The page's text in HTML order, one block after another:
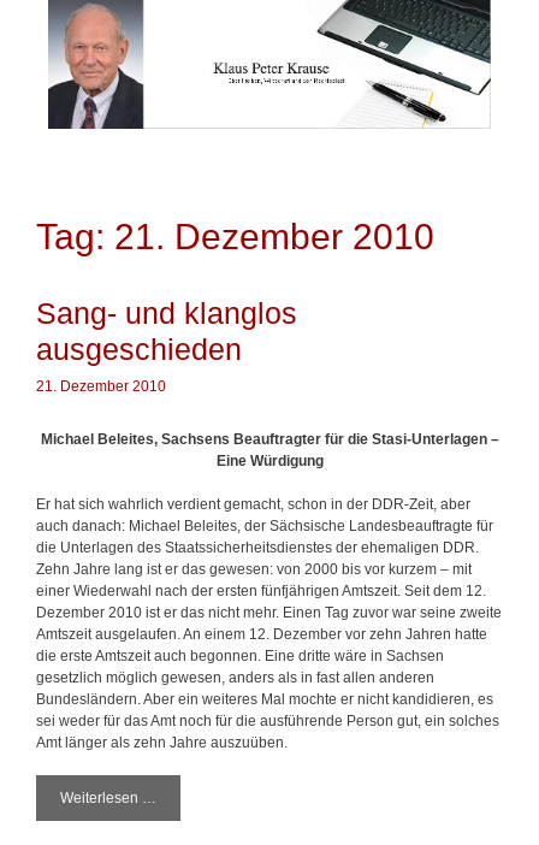
Tag: 21. Dezember 2010
Sang- und klanglos
ausgeschieden
21. Dezember 2010
Michael Beleites, Sachsens Beauftragter für die Stasi-Unterlagen –
Eine Würdigung
Er hat sich wahrlich verdient gemacht, schon in der DDR-Zeit, aber
auch danach: Michael Beleites, der Sächsische Landesbeauftragte für
die Unterlagen des Staatssicherheitsdienstes der ehemaligen DDR.
Zehn Jahre lang ist er das gewesen: von 2000 bis vor kurzem – mit
einer Wiederwahl nach der ersten fünfjährigen Amtszeit. Seit dem 12.
Dezember 2010 ist er das nicht mehr. Einen Tag zuvor war seine zweite
Amtszeit ausgelaufen. An einem 12. Dezember vor zehn Jahren hatte
die erste Amtszeit auch begonnen. Eine dritte wäre in Sachsen
gesetzlich möglich gewesen, anders als in fast allen anderen
Bundesländern. Aber ein weiteres Mal mochte er nicht kandidieren, es
sei weder für das Amt noch für die ausführende Person gut, ein solches
Amt länger als zehn Jahre auszuüben.
Weiterlesen …
a